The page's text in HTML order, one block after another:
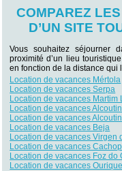
COMPAREZ
D’UN SITE
Vous souhaitez séjourner
proximité d’un lieu
en fonction de la distance
Location de vacances Mértola
Location de vacances Serpa
Location de vacances Martim
Location de vacances Alcoutin
Location de vacances Alcoutin
Location de vacances Beja
Location de vacances Virgen
Location de vacances
Location de vacances Foz do
Location de vacances Ourique